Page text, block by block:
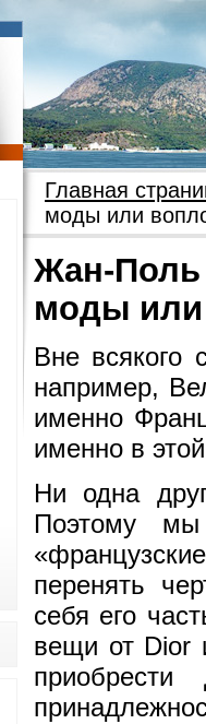
Главная
моды или
Жан-Поль
моды или
Вне
например,
именно
именно в
Ни одна
Поэтому
перенять
себя его
вещи от Dior